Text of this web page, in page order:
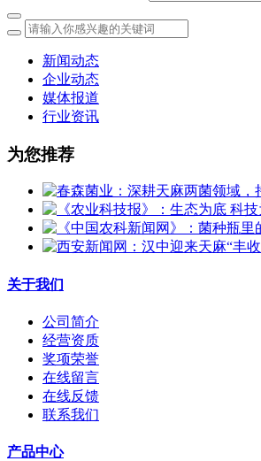
新闻动态
企业动态
媒体报道
行业资讯
为您推荐
关于我们
公司简介
经营资质
奖项荣誉
在线留言
在线反馈
联系我们
产品中心